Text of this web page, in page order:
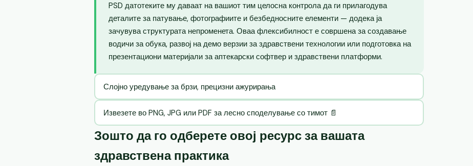
PSD датотеките му даваат на вашиот тим целосна контрола да ги прилагодува
деталите за патување, фотографиите и безбедносните елементи — додека ја
зачувува структурата непроменета. Оваа флексибилност е совршена за создавање
водичи за обука, развој на демо верзии за здравствени технологии или подготовка на
презентациони материјали за аптекарски софтвер и здравствени платформи.
Слојно уредување за брзи, прецизни ажурирања
Извезете во PNG, JPG или PDF за лесно споделување со тимот 📄
Зошто да го одберете овој ресурс за вашата
здравствена практика